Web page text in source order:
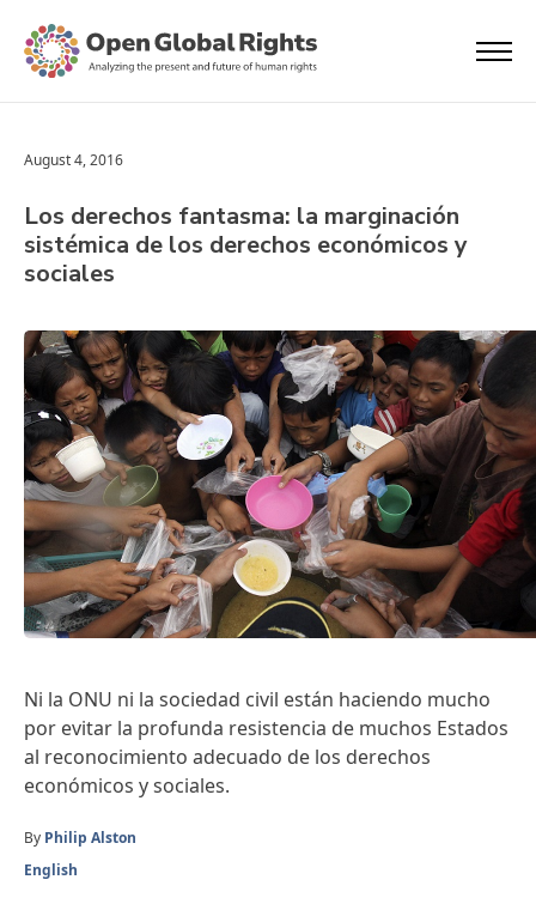
August 4, 2016
Los derechos fantasma: la marginación
sistémica de los derechos económicos y
sociales
Ni la ONU ni la sociedad civil están haciendo mucho
por evitar la profunda resistencia de muchos Estados
al reconocimiento adecuado de los derechos
económicos y sociales.
By Philip Alston
English